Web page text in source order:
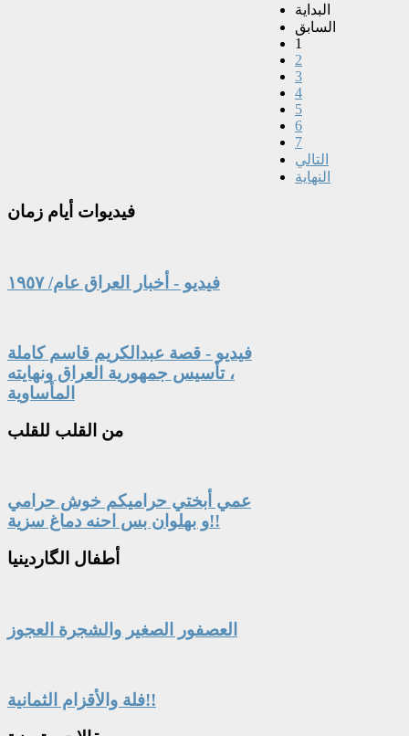
البداية
السابق
1
2
3
4
5
6
7
التالي
النهاية
فيديوات أيام زمان
فيديو - أخبار العراق عام/ ١٩٥٧
فيديو - قصة عبدالكريم قاسم كاملة
، تأسيس جمهورية العراق ونهايته
المأساوية
من القلب للقلب
عمي أبختي حراميكم خوش حرامي
و بهلوان بس احنه دماغ سزية!!
أطفال الگاردينيا
العصفور الصغير والشجرة العجوز
فلة والأقزام الثمانية!!